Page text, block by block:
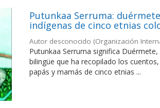
Putunkaa Serruma:
indígenas de cinco etnias
Autor desconocido (Organización
Putunkaa Serruma significa
bilingüe que ha recopilado los
papás y mamás de cinco etnias ...